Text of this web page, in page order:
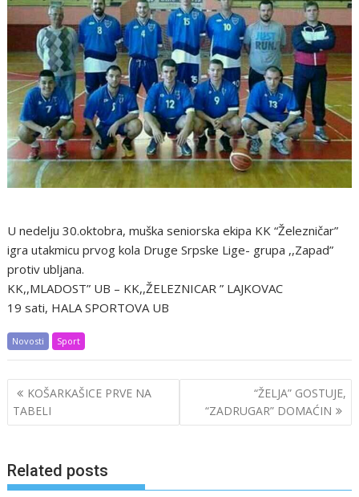
U nedelju 30.oktobra, muška seniorska ekipa KK “Železničar”
igra utakmicu prvog kola Druge Srpske Lige- grupa ,,Zapad”
protiv ubljana.
KK,,MLADOST” UB – KK,,ŽELEZNICAR ” LAJKOVAC
19 sati, HALA SPORTOVA UB
Novosti Sport
Post
navigation
KOŠARKAŠICE PRVE NA
TABELI
“ŽELJA” GOSTUJE,
“ZADRUGAR” DOMAĆIN
Related posts